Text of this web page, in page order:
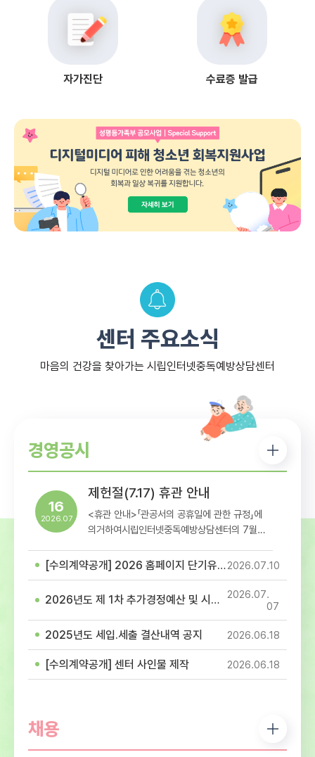
자가진단 수료증 발급
센터 주요소식
마음의 건강을 찾아가는 시립인터넷중독예방상담센터
경영공시
16
2026.07
제헌절(7.17) 휴관 안내
<휴관 안내>「관공서의 공휴일에 관한 규정」에
의거하여시립인터넷중독예방상담센터의 7월
참고하셔서 이용에 착오 없으시길 바랍니다.-
10
2026.07
[수의계약공개] 2026 홈페이지 단기유지보수 용역(홈페이지 이관 및 개발 작업) 계약
07
2026.07
2026년도 제 1차 추가경정예산 및 시설이용료 고시
18
2026.06
2025년도 세입.세출 결산내역 공지
18
2026.06
[수의계약공개] 센터 사인물 제작
채용